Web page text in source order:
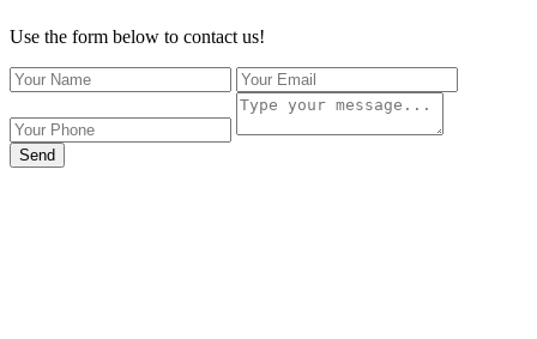
Use the form below to contact us!
Send